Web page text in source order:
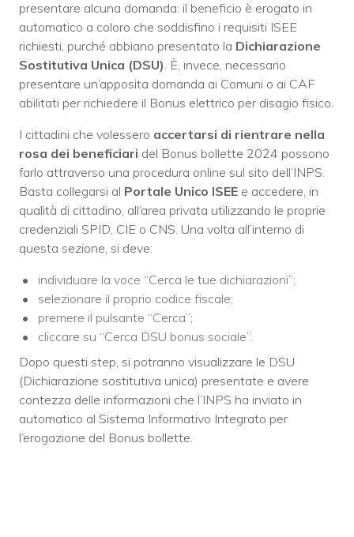
presentare alcuna domanda: il beneficio è erogato in
automatico a coloro che soddisfino i requisiti ISEE
richiesti, purché abbiano presentato la Dichiarazione
Sostitutiva Unica (DSU) . È, invece, necessario
presentare un’apposita domanda ai Comuni o ai CAF
abilitati per richiedere il Bonus elettrico per disagio fisico.
I cittadini che volessero accertarsi di rientrare nella
rosa dei beneficiari del Bonus bollette 2024 possono
farlo attraverso una procedura online sul sito dell’INPS.
Basta collegarsi al Portale Unico ISEE e accedere, in
qualità di cittadino, all’area privata utilizzando le proprie
credenziali SPID, CIE o CNS. Una volta all’interno di
questa sezione, si deve:
individuare la voce “Cerca le tue dichiarazioni”;
selezionare il proprio codice fiscale;
premere il pulsante “Cerca”;
cliccare su “Cerca DSU bonus sociale”.
Dopo questi step, si potranno visualizzare le DSU
(Dichiarazione sostitutiva unica) presentate e avere
contezza delle informazioni che l’INPS ha inviato in
automatico al Sistema Informativo Integrato per
l’erogazione del Bonus bollette.